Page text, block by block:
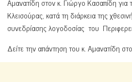
Κλεισούρας, κατά τη διάρκεια της
συνεδρίασης λογοδοσίας του
Δείτε την απάντηση του κ. Αμανατίδη